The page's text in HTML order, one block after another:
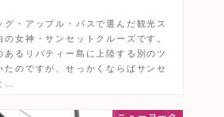
グ・アップル・パスで選んだ観光ス
の女神・サンセットクルーズです。
あるリバティー島に上陸する別のツ
たのですが、せっかくならばサンセ
…